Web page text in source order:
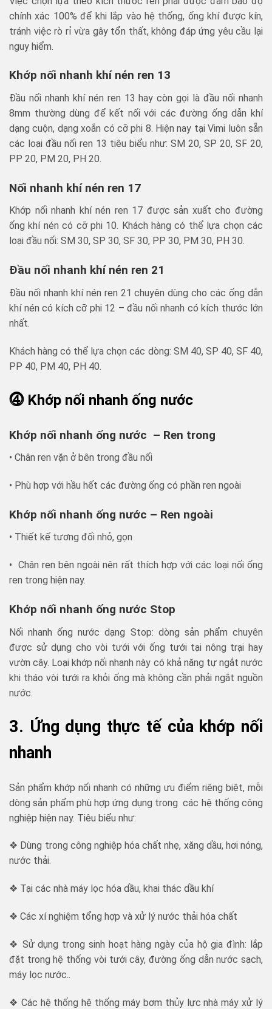
chính xác 100% để khi lắp vào hệ thống, ống khí được kín,
tránh việc rò rỉ vừa gây tổn thất, không đáp ứng yêu cầu lại
nguy hiểm.
Khớp nối nhanh khí nén ren 13
Đầu nối nhanh khí nén ren 13 hay còn gọi là đầu nối nhanh
8mm thường dùng để kết nối với các đường ống dẫn khí
dạng cuộn, dạng xoắn có cỡ phi 8. Hiện nay tại Vimi luôn sẵn
các loại đầu nối ren 13 tiêu biểu như: SM 20, SP 20, SF 20,
PP 20, PM 20, PH 20.
Nối nhanh khí nén ren 17
Khớp nối nhanh khí nén ren 17 được sản xuất cho đường
ống khí nén có cỡ phi 10. Khách hàng có thể lựa chọn các
loại đầu nối: SM 30, SP 30, SF 30, PP 30, PM 30, PH 30.
Đầu nối nhanh khí nén ren 21
Đầu nối nhanh khí nén ren 21 chuyên dùng cho các ống dẫn
khí nén có kích cỡ phi 12 – đầu nối nhanh có kích thước lớn
nhất.
Khách hàng có thể lựa chọn các dòng: SM 40, SP 40, SF 40,
PP 40, PM 40, PH 40.
⓸ Khớp nối nhanh ống nước
Khớp nối nhanh ống nước – Ren trong
• Chân ren vặn ở bên trong đầu nối
• Phù hợp với hầu hết các đường ống có phần ren ngoài
Khớp nối nhanh ống nước – Ren ngoài
• Thiết kế tương đối nhỏ, gọn
• Chân ren bên ngoài nên rất thích hợp với các loại nối ống
ren trong hiện nay.
Khớp nối nhanh ống nước Stop
Nối nhanh ống nước dạng Stop: dòng sản phẩm chuyên
được sử dụng cho vòi tưới với ống tưới tại nông trại hay
vườn cây. Loại khớp nối nhanh này có khả năng tự ngắt nước
khi tháo vòi tưới ra khỏi ống mà không cần phải ngắt nguồn
nước.
3. Ứng dụng thực tế của khớp nối
nhanh
Sản phẩm khớp nối nhanh có những ưu điểm riêng biệt, mỗi
dòng sản phẩm phù hợp ứng dụng trong các hệ thống công
nghiệp hiện nay. Tiêu biểu như:
❖ Dùng trong công nghiệp hóa chất nhẹ, xăng dầu, hơi nóng,
nước thải.
❖ Tại các nhà máy lọc hóa dầu, khai thác dầu khí
❖ Các xí nghiệm tổng hợp và xử lý nước thải hóa chất
❖ Sử dụng trong sinh hoạt hàng ngày của hộ gia đình: lắp
đặt trong hệ thống vòi tưới cây, đường ống dẫn nước sạch,
máy lọc nước..
❖ Các hệ thống hệ thống máy bơm thủy lực nhà máy xử lý